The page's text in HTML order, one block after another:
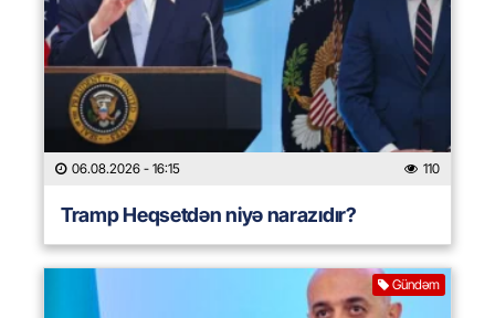
06.08.2026 - 16:15 110
Tramp Heqsetdən niyə narazıdır?
Gündəm